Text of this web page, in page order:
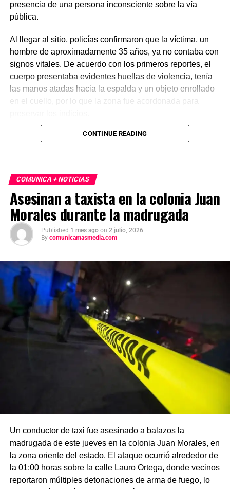
presencia de una persona inconsciente sobre la vía
pública.
Al llegar al sitio, policías confirmaron que la víctima, un
hombre de aproximadamente 35 años, ya no contaba con
signos vitales. De acuerdo con los primeros reportes, el
cuerpo presentaba evidentes huellas de violencia, tenía
las manos atadas hacia la espalda y un objeto enrollado
en el cuello, por lo que la zona fue acordonada para
Las primeras investigaciones apuntan a que el hombre
madrugada. Personal de la Fiscalía y del Servicio Médico
Forense realizó el levantamiento del cuerpo e inició la
carpeta de investigación correspondiente para esclarecer
este homicidio.
CONTINUE READING
COMUNICA + NOTICIAS
Asesinan a taxista en la colonia Juan
Morales durante la madrugada
Published 1 mes ago on 2 julio, 2026
By comunicamasmedia.com
Un conductor de taxi fue asesinado a balazos la
madrugada de este jueves en la colonia Juan Morales, en
la zona oriente del estado. El ataque ocurrió alrededor de
la 01:00 horas sobre la calle Lauro Ortega, donde vecinos
reportaron múltiples detonaciones de arma de fuego, lo